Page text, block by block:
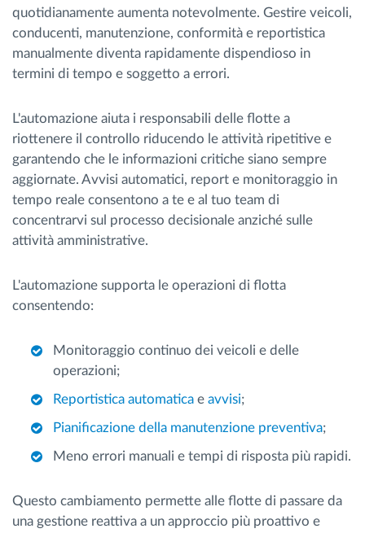
quotidianamente aumenta notevolmente. Gestire veicoli,
conducenti, manutenzione, conformità e reportistica
manualmente diventa rapidamente dispendioso in
termini di tempo e soggetto a errori.
L'automazione aiuta i responsabili delle flotte a
riottenere il controllo riducendo le attività ripetitive e
garantendo che le informazioni critiche siano sempre
aggiornate. Avvisi automatici, report e monitoraggio in
tempo reale consentono a te e al tuo team di
concentrarvi sul processo decisionale anziché sulle
attività amministrative.
L'automazione supporta le operazioni di flotta
consentendo:
Monitoraggio continuo dei veicoli e delle
operazioni;
Reportistica automatica e avvisi;
Pianificazione della manutenzione preventiva;
Meno errori manuali e tempi di risposta più rapidi.
Questo cambiamento permette alle flotte di passare da
una gestione reattiva a un approccio più proattivo e